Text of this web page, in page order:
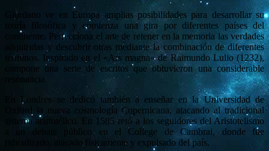
Giordano ve en Europa amplias posibilidades para desarrollar su
teoría filosófica y comienza una gira por diferentes países del
continente. Perfecciona el arte de retener en la memoria las verdades
adquiridas y descubrir otras mediante la combinación de diferentes
términos. Inspirado en el «Ars magna» de Raimundo Lulio (1232),
compone una serie de escritos que obtuvieron una considerable
resonancia.
En Londres se dedicó también a enseñar en la Universidad de
Oxford la nueva cosmología Copernicana, atacando al tradicional
sistema aristotélico. En 1585 retó a los seguidores del Aristotelismo
a un debate público en el College de Cambrai, donde fue
ridiculizado, atacado físicamente y expulsado del país.